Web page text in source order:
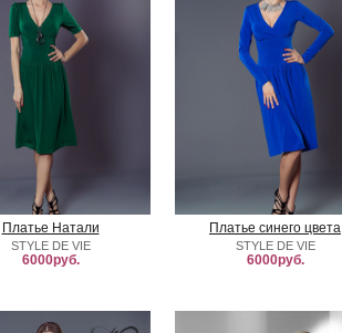
Платье Натали
STYLE DE VIE
6000руб.
Платье синего цвета
STYLE DE VIE
6000руб.